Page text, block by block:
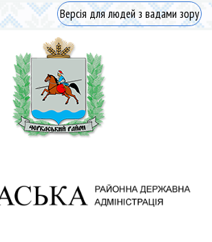
Версія для людей з вадами зору